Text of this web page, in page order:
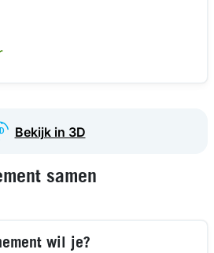
Bekijk in 3D
samen
wil je?